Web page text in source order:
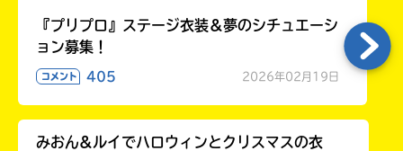
『プリプロ』ステージ衣装＆夢のシチュエーシ
ョン募集！
コメント 405 2026年02月19日
みおん&ルイでハロウィンとクリスマスの衣